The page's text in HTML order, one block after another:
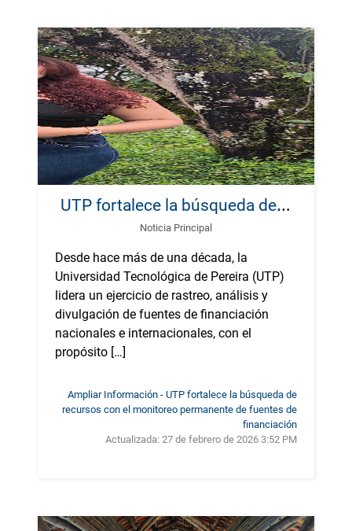
U
TP fortalece la búsqueda de recursos con el monitoreo permanente de fuentes de financiación
Noticia Principal
Desde hace más de una década, la
Universidad Tecnológica de Pereira (UTP)
lidera un ejercicio de rastreo, análisis y
divulgación de fuentes de financiación
nacionales e internacionales, con el
propósito […]
Ampliar Información - UTP fortalece la búsqueda de
recursos con el monitoreo permanente de fuentes de
financiación
Actualizada: 27 de febrero de 2026 3:52 PM